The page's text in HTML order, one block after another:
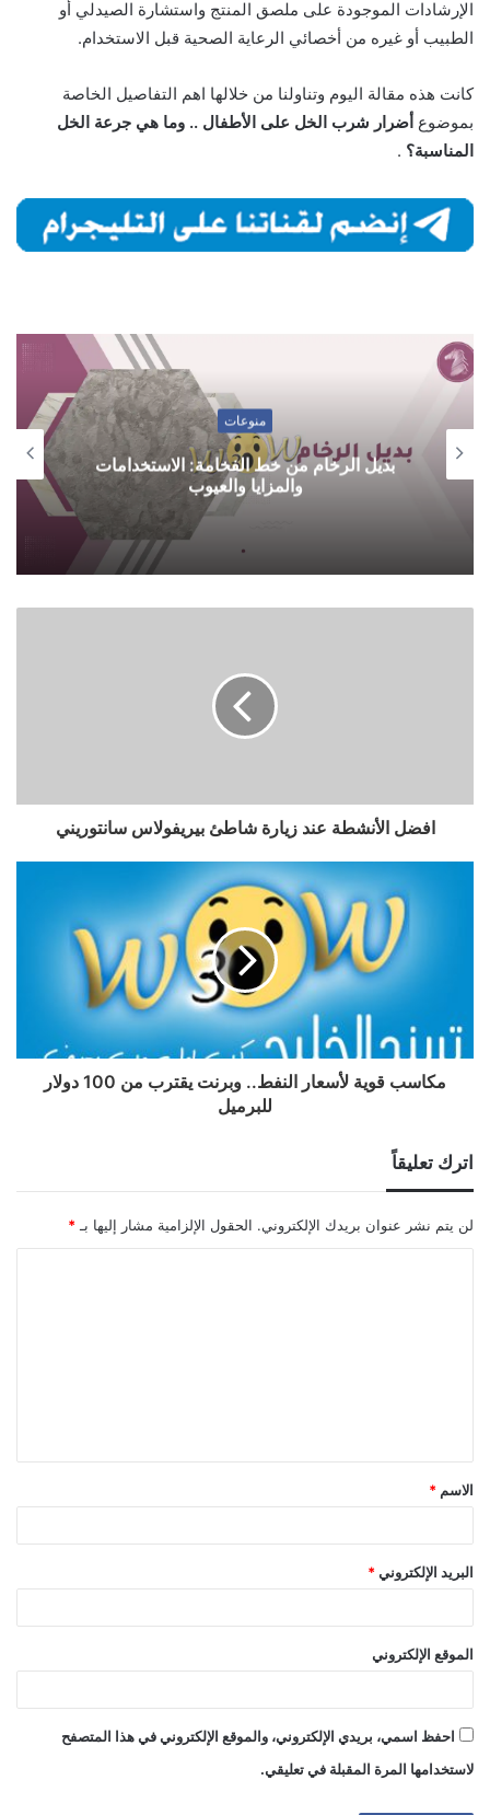
الإرشادات الموجودة على ملصق المنتج واستشارة الصيدلي أو
الطبيب أو غيره من أخصائي الرعاية الصحية قبل الاستخدام.
كانت هذه مقالة اليوم وتناولنا من خلالها اهم التفاصيل الخاصة
بموضوع أضرار شرب الخل على الأطفال .. وما هي جرعة الخل
المناسبة؟ .
منوعات
بديل الرخام من خط الفخامة: الاستخدامات
والمزايا والعيوب
افضل الأنشطة عند زيارة شاطئ بيريفولاس سانتوريني
مكاسب قوية لأسعار النفط.. وبرنت يقترب من 100 دولار
للبرميل
اترك تعليقاً
لن يتم نشر عنوان بريدك الإلكتروني. الحقول الإلزامية مشار إليها بـ *
ق
*
الاسم *
البريد الإلكتروني *
الموقع الإلكتروني
احفظ اسمي، بريدي الإلكتروني، والموقع الإلكتروني في هذا المتصفح
لاستخدامها المرة المقبلة في تعليقي.